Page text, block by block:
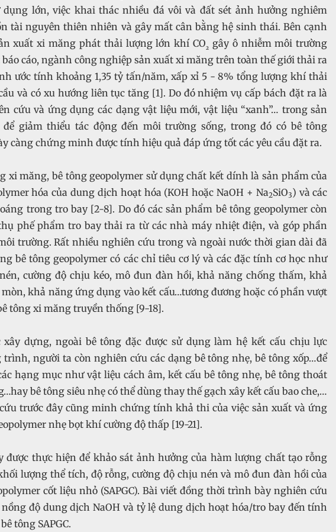
dụng lớn, việc khai thác nhiều đá vôi và đất sét ảnh hưởng nghiêm
tài nguyên thiên nhiên và gây mất cân bằng hệ sinh thái. Bên cạnh
xuất xi măng phát thải lượng lớn khí CO₂ gây ô nhiễm môi trường
báo cáo, ngành công nghiệp sản xuất xi măng trên toàn thế giới thải ra
ước tính khoảng 1,35 tỷ tấn/năm, xấp xỉ 5 - 8% tổng lượng khí thải
và có xu hướng liên tục tăng [1]. Do đó nhiệm vụ cấp bách đặt ra là
cứu và ứng dụng các dạng vật liệu mới, vật liệu “xanh”… trong sản
giảm thiểu tác động đến môi trường sống, trong đó có bê tông
càng chứng minh được tính hiệu quả đáp ứng tốt các yêu cầu đặt ra.
xi măng, bê tông geopolymer sử dụng chất kết dính là sản phẩm của
hóa của dung dịch hoạt hóa (KOH hoặc NaOH + Na2SiO3) và các
trong tro bay [2-8]. Do đó các sản phẩm bê tông geopolymer còn
phế phẩm tro bay thải ra từ các nhà máy nhiệt điện, và góp phần
trường. Rất nhiều nghiên cứu trong và ngoài nước thời gian dài đã
bê tông geopolymer có các chỉ tiêu cơ lý và các đặc tính cơ học như
cường độ chịu kéo, mô đun đàn hồi, khả năng chống thấm, khả
khả năng ứng dụng vào kết cấu…tương đương hoặc có phần vượt
tông xi măng truyền thống [9-18].
dựng, ngoài bê tông đặc được sử dụng làm hệ kết cấu chịu lực
người ta còn nghiên cứu các dạng bê tông nhẹ, bê tông xốp…để
hạng mục như vật liệu cách âm, kết cấu bê tông nhẹ, bê tông thoát
bê tông siêu nhẹ có thể dùng thay thế gạch xây kết cấu bao che,…
trước đây cũng minh chứng tính khả thi của việc sản xuất và ứng
nhẹ bọt khí cường độ thấp [19-21].
được thực hiện để khảo sát ảnh hưởng của hàm lượng chất tạo rỗng
lượng thể tích, độ rỗng, cường độ chịu nén và mô đun đàn hồi của
cốt liệu nhỏ (SAPGC). Bài viết đồng thời trình bày nghiên cứu
độ dung dịch NaOH và tỷ lệ dung dịch hoạt hóa/tro bay đến tính
tông SAPGC.